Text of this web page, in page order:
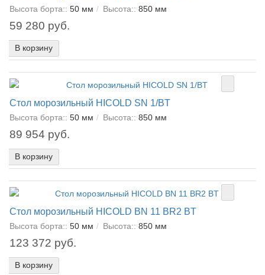
Высота борта:: 50 мм Высота:: 850 мм
59 280 руб.
В корзину
Стол морозильный HICOLD SN 1/BT
Высота борта:: 50 мм Высота:: 850 мм
89 954 руб.
В корзину
Стол морозильный HICOLD BN 11 BR2 BT
Высота борта:: 50 мм Высота:: 850 мм
123 372 руб.
В корзину